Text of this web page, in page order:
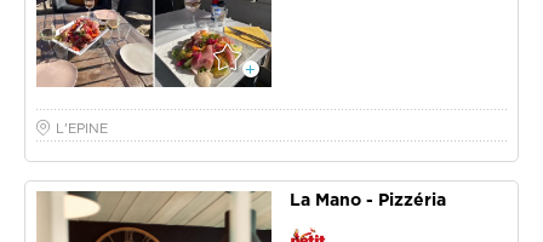
L'EPINE
La Mano - Pizzéria